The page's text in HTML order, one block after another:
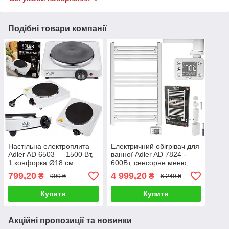
Подібні товари компанії
Настільна електроплита
Adler AD 6503 — 1500 Вт,
1 конфорка Ø18 см
799,20 ₴ 999 ₴
Купити
Електричний обігрівач для
ванної Adler AD 7824 -
600Вт, сенсорне меню,
таймер
4 999,20₴ 6 249 ₴
Купити
Акційні пропозиції та новинки